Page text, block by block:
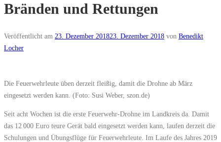
Bränden und Rettungen
Veröffentlicht am 23. Dezember 201823. Dezember 2018 von Benedikt
Locher
Die Feuerwehrleute üben derzeit fleißig, damit die Drohne ab März
eingesetzt werden kann. (Foto: Susi Weber, szon.de)
Seit acht Wochen ist die erste Feuerwehr-Drohne im Landkreis da. Damit
das 12 000 Euro teure Gerät bald eingesetzt werden kann, laufen derzeit die
Schulungen und Übungsflüge für Feuerwehrleute. Im Laufe des Jahres 2019